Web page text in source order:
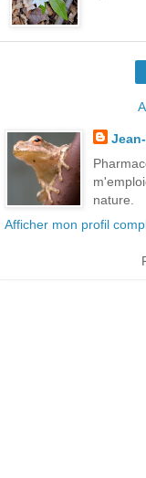
nature.
Afficher mon profil